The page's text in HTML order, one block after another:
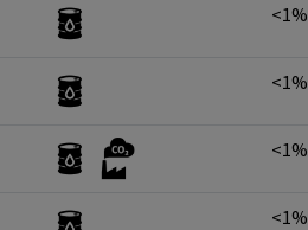
<1%
<1%
<1%
<1%